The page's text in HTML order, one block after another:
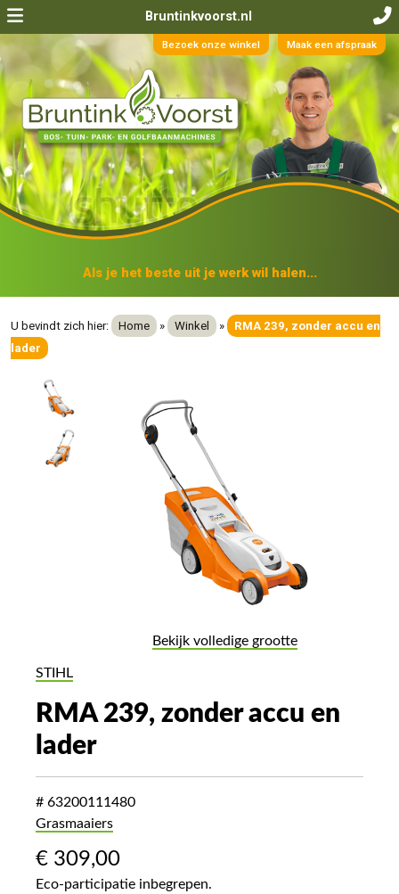
Bruntinkvoorst.nl
Bezoek onze winkel Maak een afspraak
Als je het beste uit je werk wil halen...
U bevindt zich hier: Home » Winkel »
RMA 239, zonder accu en
lader
Bekijk volledige grootte
STIHL
RMA 239, zonder accu en
lader
# 63200111480
Grasmaaiers
€ 309,00
Eco-participatie inbegrepen.